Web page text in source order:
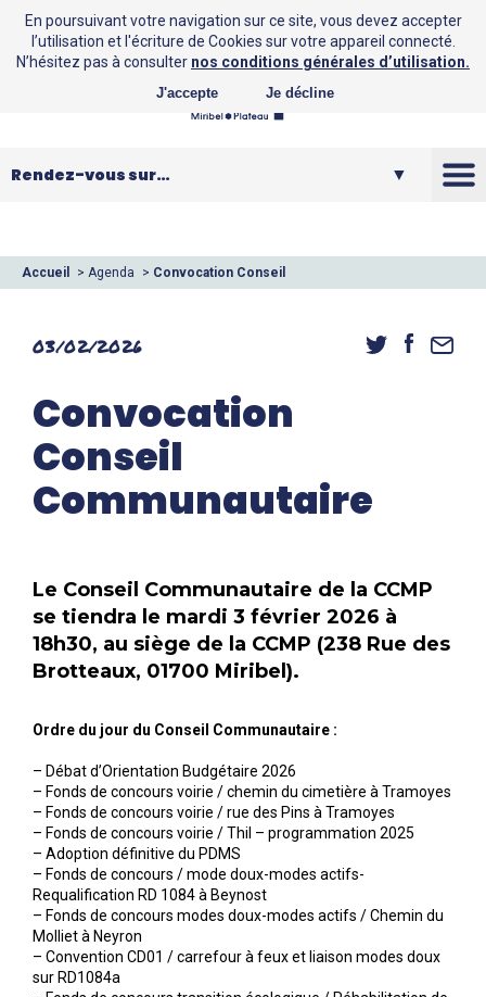
Vos loisirs
Entreprendre
Accueil > Agenda > Convocation Conseil
03/02/2026
Convocation
Conseil
Communautaire
Le Conseil Communautaire de la CCMP
se tiendra le mardi 3 février 2026 à
18h30, au siège de la CCMP (238 Rue des
Brotteaux, 01700 Miribel).
Ordre du jour du Conseil Communautaire :
– Débat d’Orientation Budgétaire 2026
– Fonds de concours voirie / chemin du cimetière à Tramoyes
– Fonds de concours voirie / rue des Pins à Tramoyes
– Fonds de concours voirie / Thil – programmation 2025
– Adoption définitive du PDMS
– Fonds de concours / mode doux-modes actifs-
Requalification RD 1084 à Beynost
– Fonds de concours modes doux-modes actifs / Chemin du
Molliet à Neyron
– Convention CD01 / carrefour à feux et liaison modes doux
sur RD1084a
En poursuivant votre navigation sur ce site, vous devez accepter
l’utilisation et l'écriture de Cookies sur votre appareil connecté.
N’hésitez pas à consulter nos conditions générales d’utilisation.
J'accepte Je décline